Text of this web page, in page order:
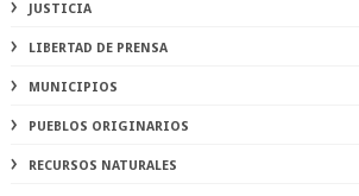
JUSTICIA
LIBERTAD DE PRENSA
MUNICIPIOS
PUEBLOS ORIGINARIOS
RECURSOS NATURALES